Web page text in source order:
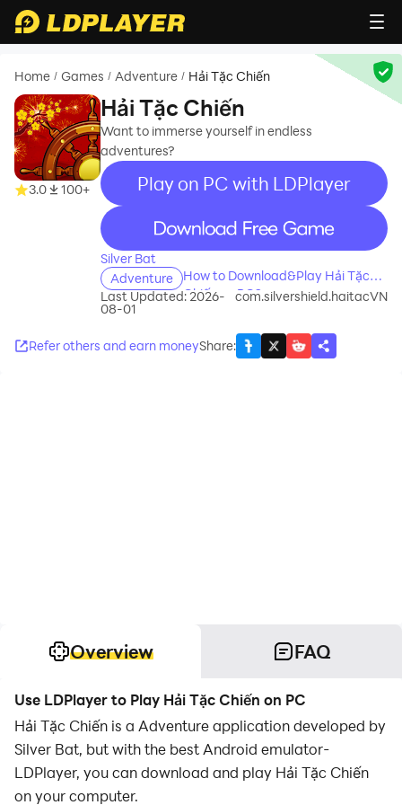
Home / Games / Adventure / Hải Tặc Chiến
3.0 100+
Hải Tặc Chiến
Want to immerse yourself in endless
adventures?
Play on PC with LDPlayer
recommend
Silver Bat
Adventure
How to Download&Play Hải Tặc
Chiến on PC?
Last Updated: 2026-
08-01
com.silvershield.haitacVN
Refer others and earn moneyShare:
Overview FAQ
Use LDPlayer to Play Hải Tặc Chiến on PC
Hải Tặc Chiến is a Adventure application developed by
Silver Bat, but with the best Android emulator-
LDPlayer, you can download and play Hải Tặc Chiến
on your computer.